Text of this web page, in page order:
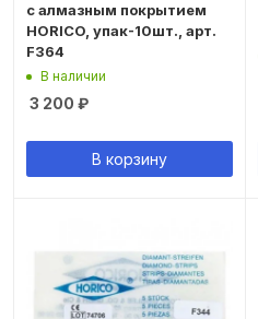
с алмазным покрытием
HORICO, упак-10шт., арт.
F364
В наличии
3 200 ₽
В корзину